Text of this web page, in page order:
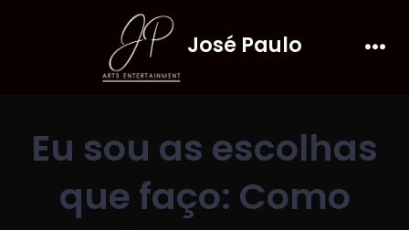
José Paulo
Eu sou as escolhas
que faço: Como